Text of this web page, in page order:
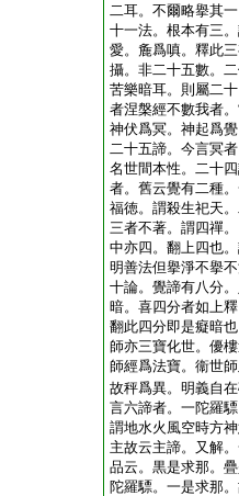
二耳。不爾略擧其
十一法。根本有三
愛。麁爲嗔。釋此
攝。非二十五數。
苦樂暗耳。則屬二
者涅槃經不數我者
神伏爲冥。神起爲
二十五諦。今言冥
名世間本性。二十
者。舊云覺有二種
福徳。謂殺生祀天
三者不著。謂四禪
中亦四。翻上四也
明善法但擧淨不擧
十論。覺諦有八分
暗。喜四分者如上
翻此四分即是癡暗
師亦三寶化世。優
師經爲法寶。衞世
故秤爲異。明義自
言六諦者。一陀羅
謂地水火風空時方
主故云主諦。又解
品云。黒是求那。
陀羅驃。一是求那